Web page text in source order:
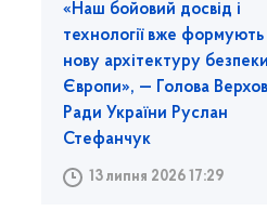
«Наш бойовий досвід і
технології вже формують
нову архітектуру безпеки
Європи», — Голова
Ради України Руслан
Стефанчук
13 липня 2026 17:29